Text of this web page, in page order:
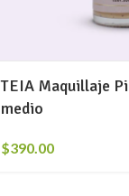
TEIA Maquillaje
medio
$390.00